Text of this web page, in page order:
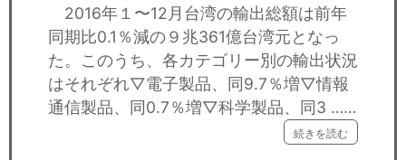
2016年１〜12月台湾の輸出総額は前年
同期比0.1％減の９兆361億台湾元となっ
た。このうち、各カテゴリー別の輸出状況
はそれぞれ▽電子製品、同9.7％増▽情報
通信製品、同0.7％増▽科学製品、同3 ……
続きを読む